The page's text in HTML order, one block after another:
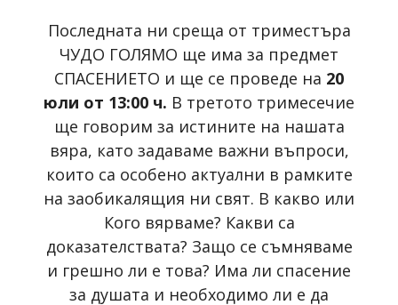
Последната ни среща от триместъра
ЧУДО ГОЛЯМО ще има за предмет
СПАСЕНИЕТО и ще се проведе на 20
юли от 13:00 ч. В третото тримесечие
ще говорим за истините на нашата
вяра, като задаваме важни въпроси,
които са особено актуални в рамките
на заобикалящия ни свят. В какво или
Кого вярваме? Какви са
доказателствата? Защо се съмняваме
и грешно ли е това? Има ли спасение
за душата и необходимо ли е да